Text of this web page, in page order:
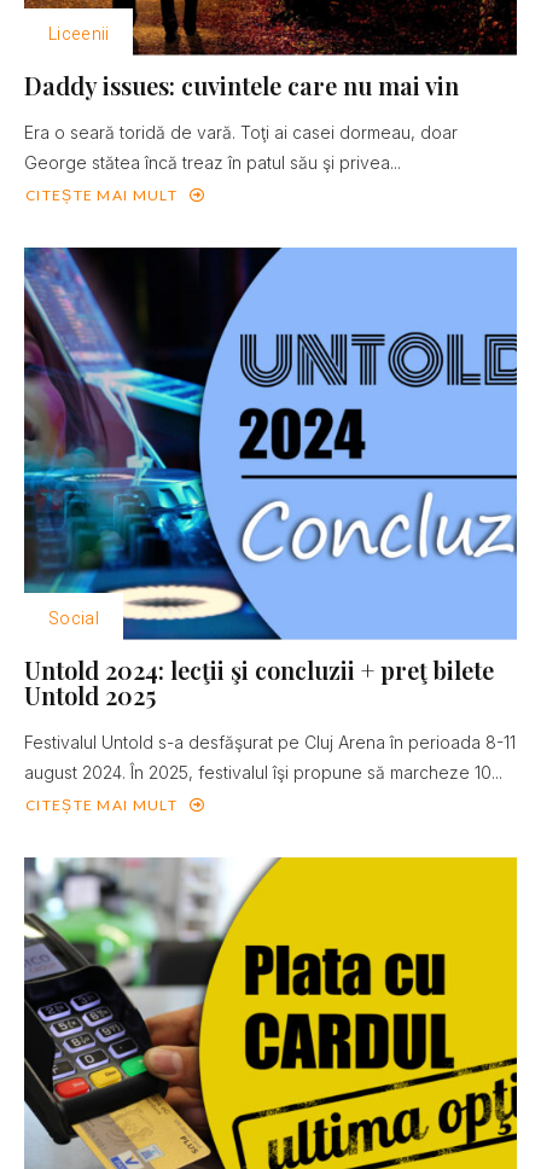
Liceenii
Daddy issues: cuvintele care nu mai vin
Era o seară toridă de vară. Toţi ai casei dormeau, doar
George stătea încă treaz în patul său şi privea...
CITEȘTE MAI MULT
Social
Untold 2024: lecţii şi concluzii + preţ bilete
Untold 2025
Festivalul Untold s-a desfăşurat pe Cluj Arena în perioada 8-11
august 2024. În 2025, festivalul îşi propune să marcheze 10...
CITEȘTE MAI MULT